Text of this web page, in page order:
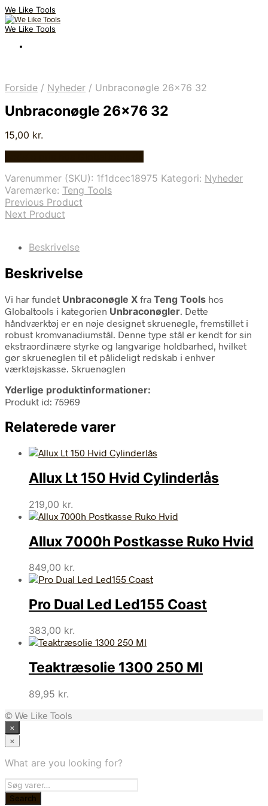
We Like Tools
We Like Tools
Forside / Nyheder / Unbraconøgle 26×76 32
Unbraconøgle 26×76 32
15,00 kr.
Varenummer (SKU): 1f1dcec18975 Kategori: Nyheder
Varemærke: Teng Tools
Previous Product
Next Product
Beskrivelse
Beskrivelse
Vi har fundet Unbraconøgle X fra Teng Tools hos
Globaltools i kategorien Unbraconøgler. Dette
håndværktøj er en nøje designet skruenøgle, fremstillet i
robust kromvanadiumstål. Denne type stål er kendt for sin
ekstraordinære styrke og langvarige holdbarhed, hvilket
gør skruenøglen til et pålideligt redskab i enhver
værktøjskasse. Skruenøglen
Yderlige produktinformationer:
Produkt id: 75969
Relaterede varer
Allux Lt 150 Hvid Cylinderlås
219,00 kr.
Allux 7000h Postkasse Ruko Hvid
849,00 kr.
Pro Dual Led Led155 Coast
383,00 kr.
Teaktræsolie 1300 250 Ml
89,95 kr.
© We Like Tools
×
×
What are you looking for?